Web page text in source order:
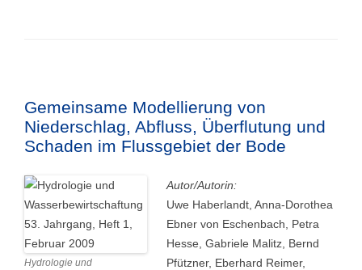
Gemeinsame Modellierung von
Niederschlag, Abfluss, Überflutung und
Schaden im Flussgebiet der Bode
Hydrologie und
Autor/Autorin:
Uwe Haberlandt, Anna-Dorothea
Ebner von Eschenbach, Petra
Hesse, Gabriele Malitz, Bernd
Pfützner, Eberhard Reimer,